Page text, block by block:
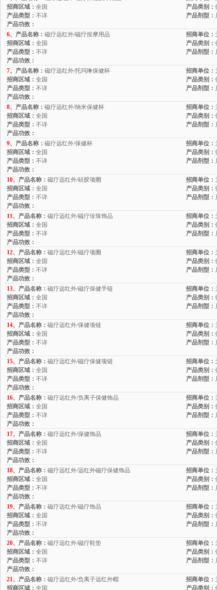
招商区域： 全国 产品类别：
产品类型： 不详 产品剂型：
产品功效：
6、 产品名称： 磁疗远红外/磁疗按摩用品 招商单位：
招商区域： 全国 产品类别：
产品类型： 不详 产品剂型：
产品功效：
7、 产品名称： 磁疗远红外/托玛琳保健杯 招商单位：
招商区域： 全国 产品类别：
产品类型： 不详 产品剂型：
产品功效：
8、 产品名称： 磁疗远红外/纳米保健杯 招商单位：
招商区域： 全国 产品类别：
产品类型： 不详 产品剂型：
产品功效：
9、 产品名称： 磁疗远红外/保健杯 招商单位：
招商区域： 全国 产品类别：
产品类型： 不详 产品剂型：
产品功效：
10、 产品名称： 磁疗远红外/硅胶项圈 招商单位：
招商区域： 全国 产品类别：
产品类型： 不详 产品剂型：
产品功效：
11、 产品名称： 磁疗远红外/磁疗珍珠饰品 招商单位：
招商区域： 全国 产品类别：
产品类型： 不详 产品剂型：
产品功效：
12、 产品名称： 磁疗远红外/磁疗项圈 招商单位：
招商区域： 全国 产品类别：
产品类型： 不详 产品剂型：
产品功效：
13、 产品名称： 磁疗远红外/磁疗保健手链 招商单位：
招商区域： 全国 产品类别：
产品类型： 不详 产品剂型：
产品功效：
14、 产品名称： 磁疗远红外/保健项链 招商单位：
招商区域： 全国 产品类别：
产品类型： 不详 产品剂型：
产品功效：
15、 产品名称： 磁疗远红外/磁疗保健项链 招商单位：
招商区域： 全国 产品类别：
产品类型： 不详 产品剂型：
产品功效：
16、 产品名称： 磁疗远红外/负离子保健饰品 招商单位：
招商区域： 全国 产品类别：
产品类型： 不详 产品剂型：
产品功效：
17、 产品名称： 磁疗远红外/保健饰品 招商单位：
招商区域： 全国 产品类别：
产品类型： 不详 产品剂型：
产品功效：
18、 产品名称： 磁疗远红外/远红外磁疗保健饰品 招商单位：
招商区域： 全国 产品类别：
产品类型： 不详 产品剂型：
产品功效：
19、 产品名称： 磁疗远红外/磁疗饰品 招商单位：
招商区域： 全国 产品类别：
产品类型： 不详 产品剂型：
产品功效：
20、 产品名称： 磁疗远红外/磁疗鞋垫 招商单位：
招商区域： 全国 产品类别：
产品类型： 不详 产品剂型：
产品功效：
21、 产品名称： 磁疗远红外/负离子远红外帽 招商单位：
招商区域： 全国 产品类别：